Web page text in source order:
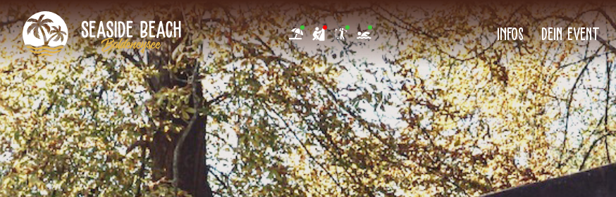
Infos
Öffnungszeiten & Preise
Gastronomie
Reservierung Beach Schaukeln
DEIN EVENT
Grillplätze
Strandbars
Clubhouse
Plane deine Event
am Strand!
Adventure Golf
Klettergarten
Bogenschießen
Kanutouren
Stand-Up-Paddling
Segway